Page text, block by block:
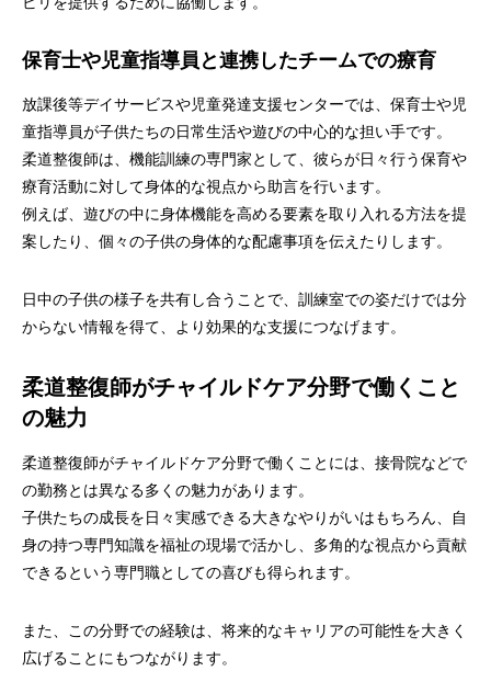
保育士や児童指導員と連携したチームでの療育
放課後等デイサービスや児童発達支援センターでは、保育士や児
童指導員が子供たちの日常生活や遊びの中心的な担い手です。
柔道整復師は、機能訓練の専門家として、彼らが日々行う保育や
療育活動に対して身体的な視点から助言を行います。
例えば、遊びの中に身体機能を高める要素を取り入れる方法を提
案したり、個々の子供の身体的な配慮事項を伝えたりします。
日中の子供の様子を共有し合うことで、訓練室での姿だけでは分
からない情報を得て、より効果的な支援につなげます。
柔道整復師がチャイルドケア分野で働くこと
の魅力
柔道整復師がチャイルドケア分野で働くことには、接骨院などで
の勤務とは異なる多くの魅力があります。
子供たちの成長を日々実感できる大きなやりがいはもちろん、自
身の持つ専門知識を福祉の現場で活かし、多角的な視点から貢献
できるという専門職としての喜びも得られます。
また、この分野での経験は、将来的なキャリアの可能性を大きく
広げることにもつながります。